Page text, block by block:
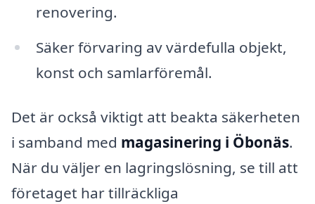
renovering.
Säker förvaring av värdefulla objekt,
konst och samlarföremål.
Det är också viktigt att beakta säkerheten
i samband med magasinering i Öbonäs.
När du väljer en lagringslösning, se till att
företaget har tillräckliga